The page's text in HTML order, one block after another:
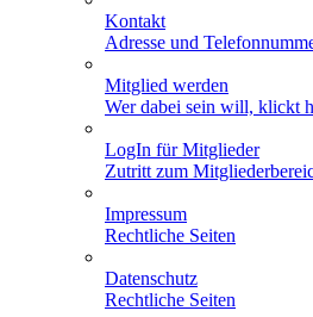
Kontakt
Adresse und
Mitglied werden
Wer dabei sein will, klickt
LogIn für Mitglieder
Zutritt zum
Impressum
Rechtliche Seiten
Datenschutz
Rechtliche Seiten